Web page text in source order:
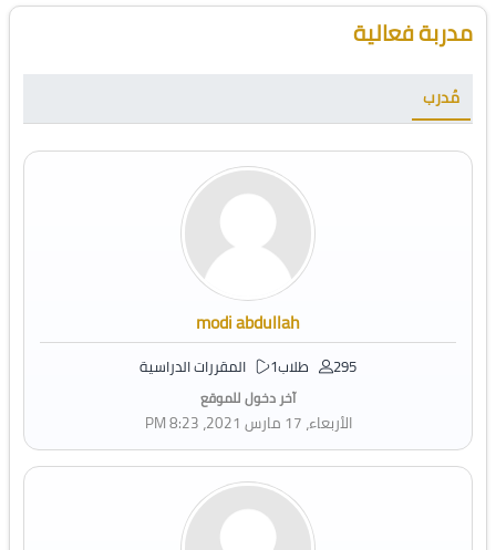
تجاوز [Cocoon] Course Instructor
مدربة فعالية
مُدرب
modi abdullah
295 طلاب 1 المقررات الدراسية
آخر دخول للموقع
الأربعاء، 17 مارس 2021، 8:23 PM